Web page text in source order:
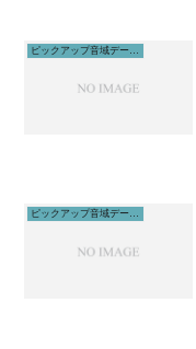
ピックアップ音域データ解説
ピックアップ音域データ解説